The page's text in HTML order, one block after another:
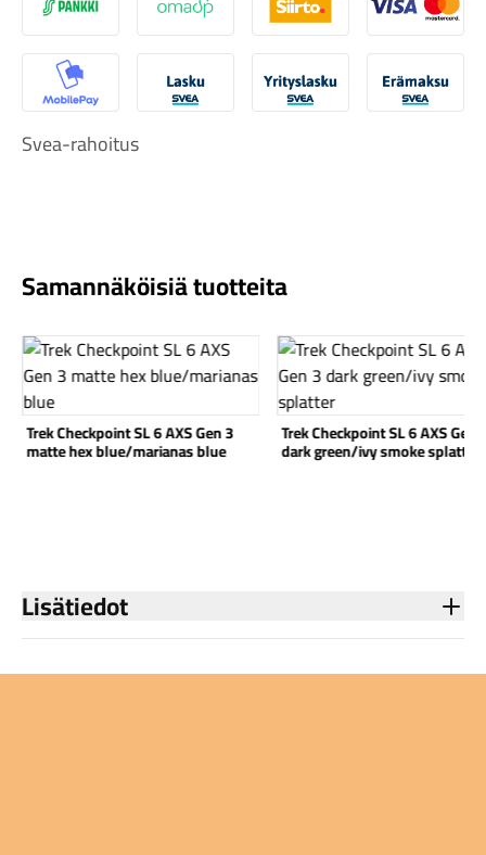
Komponentit
S-Pankki Omasp Siirto Visa &
MobilePay Svea Lasku Svea yrityslaskuSvea
Svea-rahoitus
Samannäköisiä tuotteita
Katso tuote
Trek Checkpoint SL 6 AXS Gen 3
matte hex blue/marianas blue
Katso tuote
Trek Checkpoint SL 6 AXS Gen
dark green/ivy smoke splatter
Lisätiedot